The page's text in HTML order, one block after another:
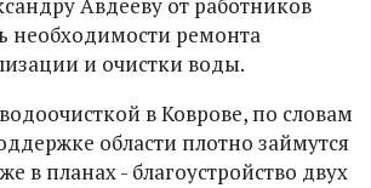
Авдееву от работников
необходимости ремонта
и очистки воды.
в Коврове, по словам
области плотно займутся
в планах - благоустройство двух